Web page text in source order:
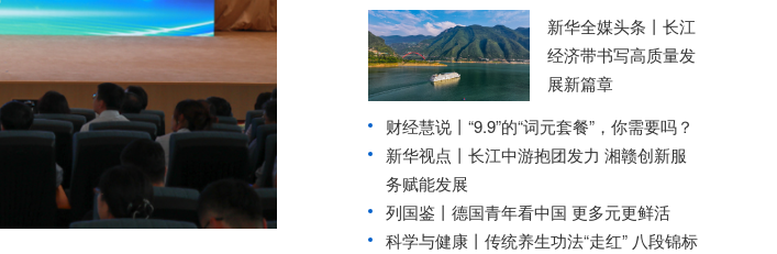
新华全媒头条丨 长江
经济带书写高质量发
展新篇章
财经慧说丨“9.9”的“词元套餐”，你需要吗？
新华视点丨 长江中游抱团发力 湘赣创新服
务赋能发展
列国鉴丨德国青年看中国 更多元更鲜活
科学与健康丨传统养生功法“走红” 八段锦标